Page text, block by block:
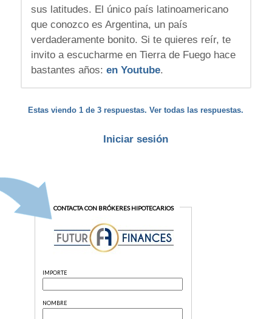
sus latitudes. El único país latinoamericano
que conozco es Argentina, un país
verdaderamente bonito. Si te quieres reír, te
invito a escucharme en Tierra de Fuego hace
bastantes años: en Youtube.
Estas viendo 1 de 3 respuestas. Ver todas las respuestas.
Iniciar sesión